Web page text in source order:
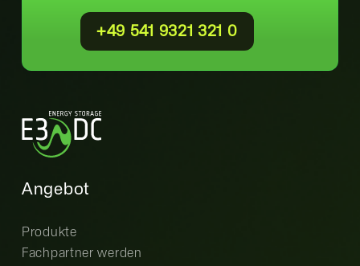
+49 541 9321 321 0
Angebot
Produkte
Fachpartner werden